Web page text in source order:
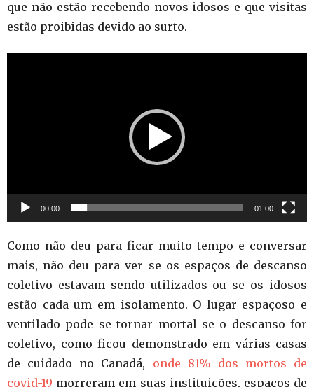
que não estão recebendo novos idosos e que visitas
estão proibidas devido ao surto.
00:00 01:00
Como não deu para ficar muito tempo e conversar
mais, não deu para ver se os espaços de descanso
coletivo estavam sendo utilizados ou se os idosos
estão cada um em isolamento. O lugar espaçoso e
ventilado pode se tornar mortal se o descanso for
coletivo, como ficou demonstrado em várias casas
de cuidado no Canadá, onde 81% dos mortos de
covid-19 morreram em suas instituições, espaços de